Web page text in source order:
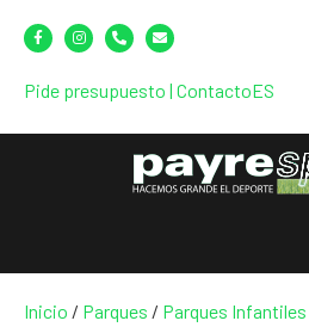
Pide presupuesto | ContactoES
Inicio / Parques / Parques Infantiles